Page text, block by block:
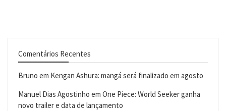
Comentários Recentes
Bruno em Kengan Ashura: mangá será finalizado em agosto
Manuel Dias Agostinho em One Piece: World Seeker ganha
novo trailer e data de lançamento